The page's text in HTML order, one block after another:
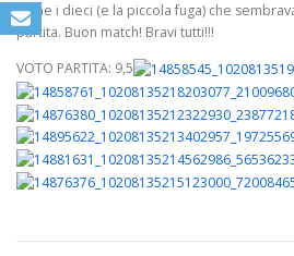
come i dieci (e la piccola fuga) che
partita. Buon match! Bravi tutti!!!
VOTO PARTITA: 9,5